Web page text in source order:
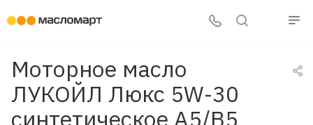
Моторное масло
ЛУКОЙЛ Люкс 5W-30
синтетическое A5/B5